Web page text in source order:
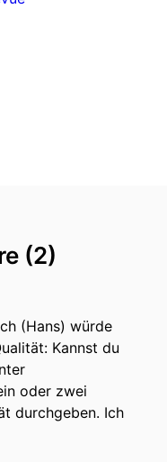
(2)
(Hans) würde
Kannst du
oder zwei
durchgeben. Ich